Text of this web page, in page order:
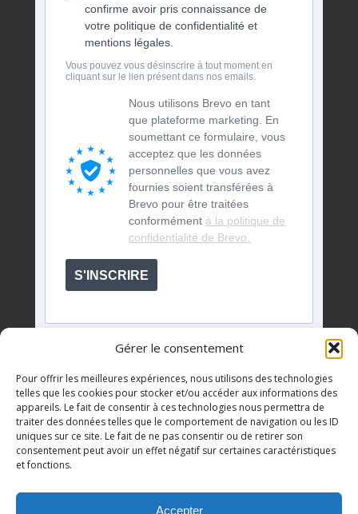
Gérer le consentement
Pour offrir les meilleures expériences, nous utilisons des technologies
telles que les cookies pour stocker et/ou accéder aux informations des
appareils. Le fait de consentir à ces technologies nous permettra de
traiter des données telles que le comportement de navigation ou les ID
uniques sur ce site. Le fait de ne pas consentir ou de retirer son
consentement peut avoir un effet négatif sur certaines caractéristiques
et fonctions.
Accepter
confirme avoir pris connaissance de
votre politique de confidentialité et
mentions légales.
Vous pouvez vous désinscrire à tout moment en
cliquant sur le lien présent dans nos emails.
Nous utilisons Brevo en tant
que plateforme marketing. En
soumettant ce formulaire, vous
acceptez que les données
personnelles que vous avez
fournies soient transférées à
Brevo pour être traitées
conformément à la politique de
confidentialité de Brevo.
S'INSCRIRE
Événements à venir
Il n’y a pas d’évènements à venir.